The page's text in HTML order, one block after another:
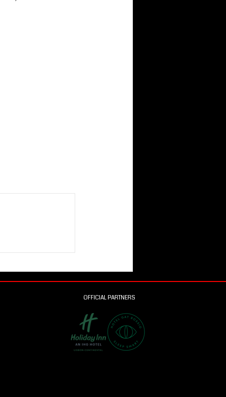
OFFICIAL PARTNERS